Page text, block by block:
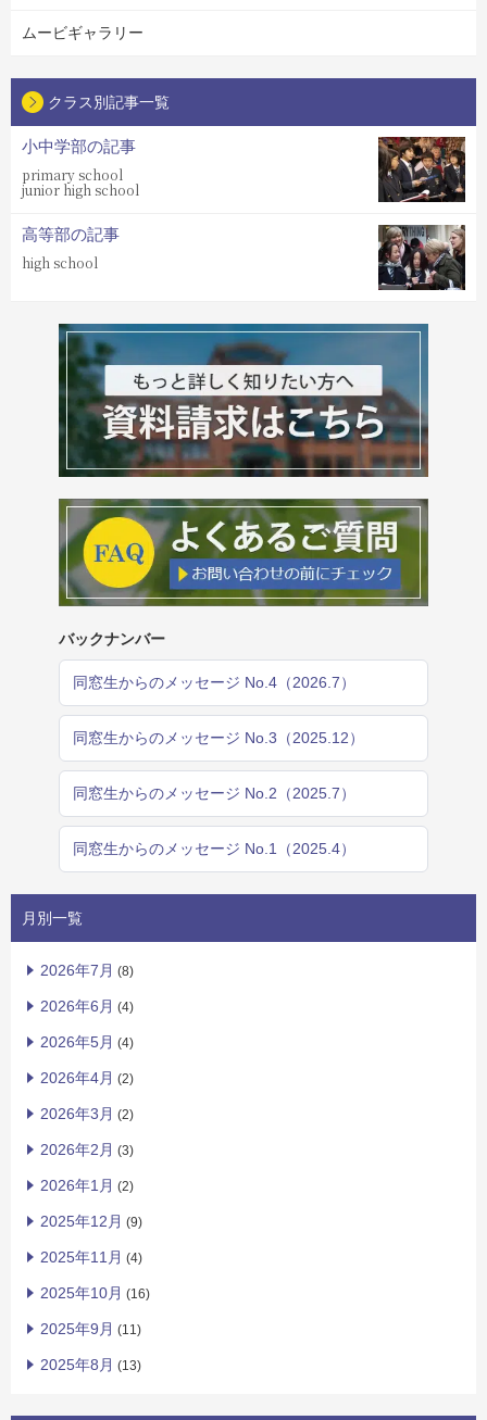
ムービギャラリー
クラス別記事一覧
小中学部の記事
primary school
junior high school
高等部の記事
high school
バックナンバー
同窓生からのメッセージ No.4（2026.7）
同窓生からのメッセージ No.3（2025.12）
同窓生からのメッセージ No.2（2025.7）
同窓生からのメッセージ No.1（2025.4）
月別一覧
2026年7月 (8)
2026年6月 (4)
2026年5月 (4)
2026年4月 (2)
2026年3月 (2)
2026年2月 (3)
2026年1月 (2)
2025年12月 (9)
2025年11月 (4)
2025年10月 (16)
2025年9月 (11)
2025年8月 (13)